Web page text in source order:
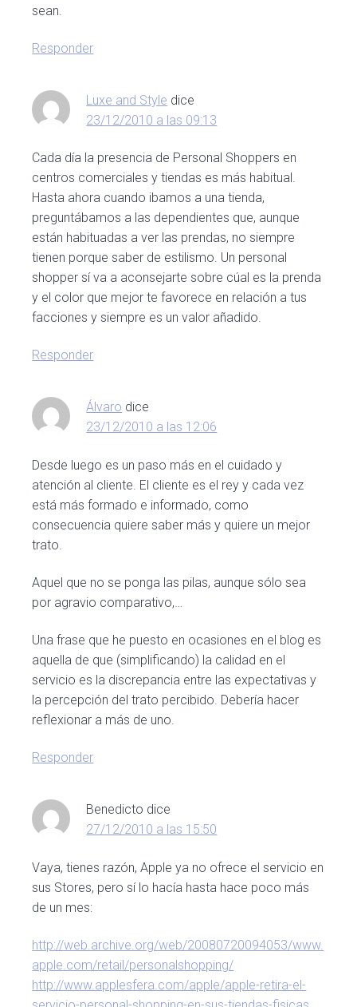
sean.
Responder
Luxe and Style dice
23/12/2010 a las 09:13
Cada día la presencia de Personal Shoppers en
centros comerciales y tiendas es más habitual.
Hasta ahora cuando ibamos a una tienda,
preguntábamos a las dependientes que, aunque
están habituadas a ver las prendas, no siempre
tienen porque saber de estilismo. Un personal
shopper sí va a aconsejarte sobre cúal es la prenda
y el color que mejor te favorece en relación a tus
facciones y siempre es un valor añadido.
Responder
Álvaro dice
23/12/2010 a las 12:06
Desde luego es un paso más en el cuidado y
atención al cliente. El cliente es el rey y cada vez
está más formado e informado, como
consecuencia quiere saber más y quiere un mejor
trato.
Aquel que no se ponga las pilas, aunque sólo sea
por agravio comparativo,…
Una frase que he puesto en ocasiones en el blog es
aquella de que (simplificando) la calidad en el
servicio es la discrepancia entre las expectativas y
la percepción del trato percibido. Debería hacer
reflexionar a más de uno.
Responder
Benedicto dice
27/12/2010 a las 15:50
Vaya, tienes razón, Apple ya no ofrece el servicio en
sus Stores, pero sí lo hacía hasta hace poco más
de un mes:
http://web.archive.org/web/20080720094053/www.
apple.com/retail/personalshopping/
http://www.applesfera.com/apple/apple-retira-el-